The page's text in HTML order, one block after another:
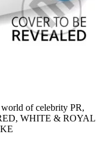
of celebrity PR,
WHITE & ROYAL